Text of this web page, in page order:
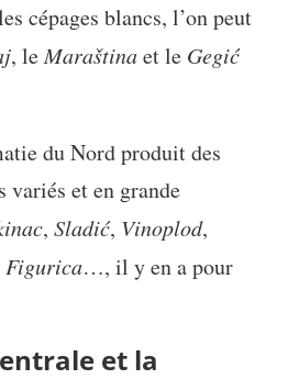
cépages blancs, l’on peut
, leMaraštinaet le Gegić
du Nord produit des
variés et en grande
,Sladić, Vinoplod,
Figurica…, il y en a pour
et la